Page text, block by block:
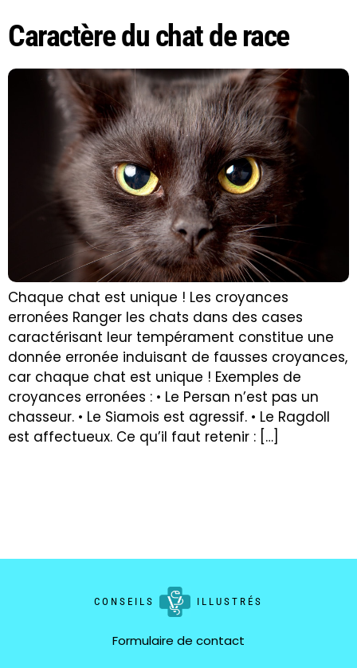
Caractère du chat de race
Chaque chat est unique ! Les croyances
erronées Ranger les chats dans des cases
caractérisant leur tempérament constitue une
donnée erronée induisant de fausses croyances,
car chaque chat est unique ! Exemples de
croyances erronées : • Le Persan n’est pas un
chasseur. • Le Siamois est agressif. • Le Ragdoll
est affectueux. Ce qu’il faut retenir : […]
CONSEILS ILLUSTRÉS
Formulaire de contact